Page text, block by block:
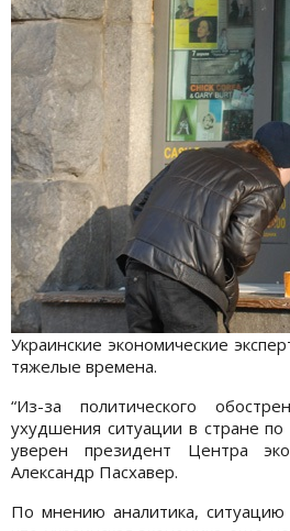
Украинские экономические
тяжелые времена.
“Из-за политического
ухудшения ситуации в стране
уверен президент Центра
Александр Пасхавер.
По мнению аналитика,